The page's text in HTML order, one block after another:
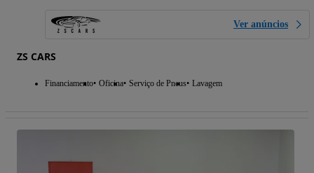
Ver anúncios
ZS CARS
Financiamento Oficina Serviço de Pneus Lavagem